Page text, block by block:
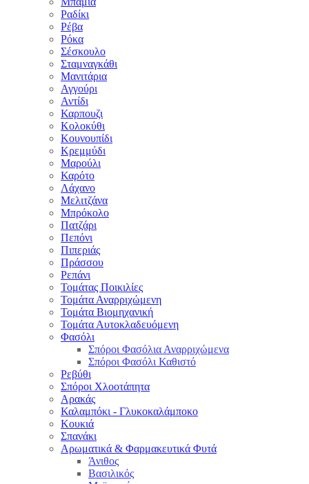
Ραδίκι
Ρέβα
Ρόκα
Σέσκουλο
Σταμναγκάθι
Μανιτάρια
Αγγούρι
Αντίδι
Καρπουζι
Κολοκύθι
Κουνουπίδι
Κρεμμύδι
Μαρούλι
Καρότο
Λάχανο
Μελιτζάνα
Μπρόκολο
Πατζάρι
Πεπόνι
Πιπεριάς
Πράσσου
Ρεπάνι
Τομάτας Ποικιλίες
Τομάτα Αναρριχώμενη
Τομάτα Βιομηχανική
Τομάτα Αυτοκλαδευόμενη
Φασόλι
Σπόροι Φασόλια Αναρριχώμενα
Σπόροι Φασόλι Καθιστό
Ρεβύθι
Σπόροι Χλοοτάπητα
Αρακάς
Καλαμπόκι - Γλυκοκαλάμποκο
Κουκιά
Σπανάκι
Αρωματικά & Φαρμακευτικά Φυτά
Άνιθος
Βασιλικός